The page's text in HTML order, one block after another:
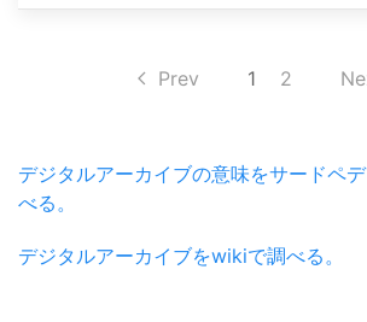
Prev 1 2
デジタルアーカイブの意味をサードペ
べる。
デジタルアーカイブをwikiで調べる。